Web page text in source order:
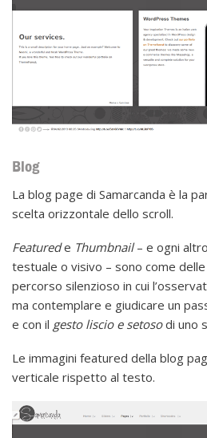
Blog
La blog page di Samarcanda è la
scelta orizzontale dello scroll.
Featurede Thumbnail– e ogni
testuale o visivo – sono come
percorso silenzioso in cui
ma contemplare e giudicare un
e con il gesto liscio e setosodi uno
Le immagini featured della blog
verticale rispetto al testo.